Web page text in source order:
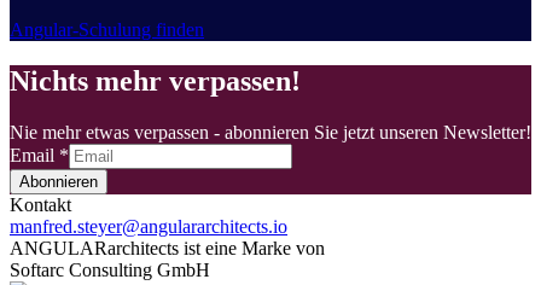
Angular-Schulung finden
Nichts mehr verpassen!
Nie mehr etwas verpassen - abonnieren Sie jetzt unseren Newsletter!
Email *
Abonnieren
Kontakt
manfred.steyer@angulararchitects.io
ANGULARarchitects ist eine Marke von
Softarc Consulting GmbH